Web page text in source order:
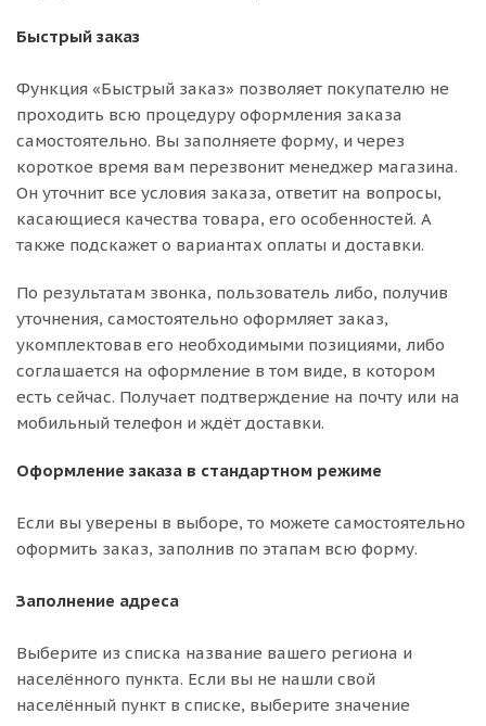
Быстрый заказ
Функция «Быстрый заказ» позволяет покупателю не
проходить всю процедуру оформления заказа
самостоятельно. Вы заполняете форму, и через
короткое время вам перезвонит менеджер магазина.
Он уточнит все условия заказа, ответит на вопросы,
касающиеся качества товара, его особенностей. А
также подскажет о вариантах оплаты и доставки.
По результатам звонка, пользователь либо, получив
уточнения, самостоятельно оформляет заказ,
укомплектовав его необходимыми позициями, либо
соглашается на оформление в том виде, в котором
есть сейчас. Получает подтверждение на почту или на
мобильный телефон и ждёт доставки.
Оформление заказа в стандартном режиме
Если вы уверены в выборе, то можете самостоятельно
оформить заказ, заполнив по этапам всю форму.
Заполнение адреса
Выберите из списка название вашего региона и
населённого пункта. Если вы не нашли свой
населённый пункт в списке, выберите значение